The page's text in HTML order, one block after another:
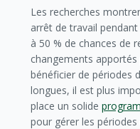
Les recherches
arrêt de travail
à 50 % de chances de
changements
bénéficier de périodes
longues, il est plus
place un solide
pour gérer les périodes